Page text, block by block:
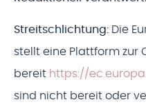
Streitschlichtung: Die
stellt eine Plattform zur
bereit https://
sind nicht bereit oder